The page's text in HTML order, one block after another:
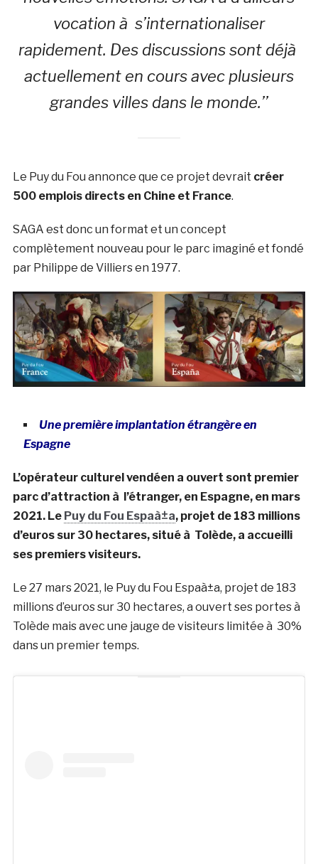
vocation à s’internationaliser
rapidement. Des discussions sont déjà
actuellement en cours avec plusieurs
grandes villes dans le monde.’’
Le Puy du Fou annonce que ce projet devrait créer
500 emplois directs en Chine et France.
SAGA est donc un format et un concept
complètement nouveau pour le parc imaginé et fondé
par Philippe de Villiers en 1977.
Une première implantation étrangère en
Espagne
L’opérateur culturel vendéen a ouvert sont premier
parc d’attraction à l’étranger, en Espagne, en mars
2021. Le Puy du Fou Espaà±a, projet de 183 millions
d’euros sur 30 hectares, situé à Tolède, a accueilli
ses premiers visiteurs.
Le 27 mars 2021, le Puy du Fou Espaà±a, projet de 183
millions d’euros sur 30 hectares, a ouvert ses portes à
Tolède mais avec une jauge de visiteurs limitée à 30%
dans un premier temps.